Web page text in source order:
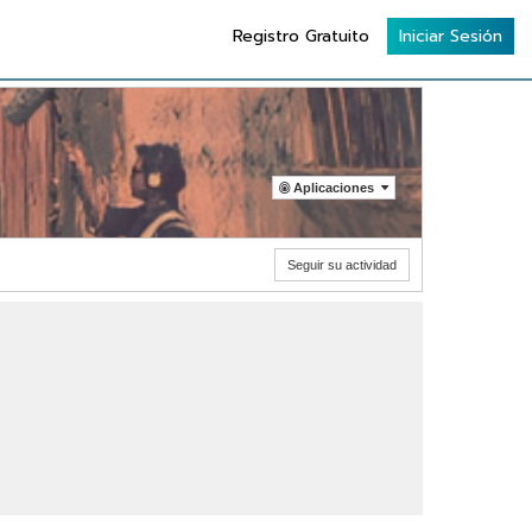
Registro Gratuito Iniciar Sesión
Aplicaciones
Seguir su actividad